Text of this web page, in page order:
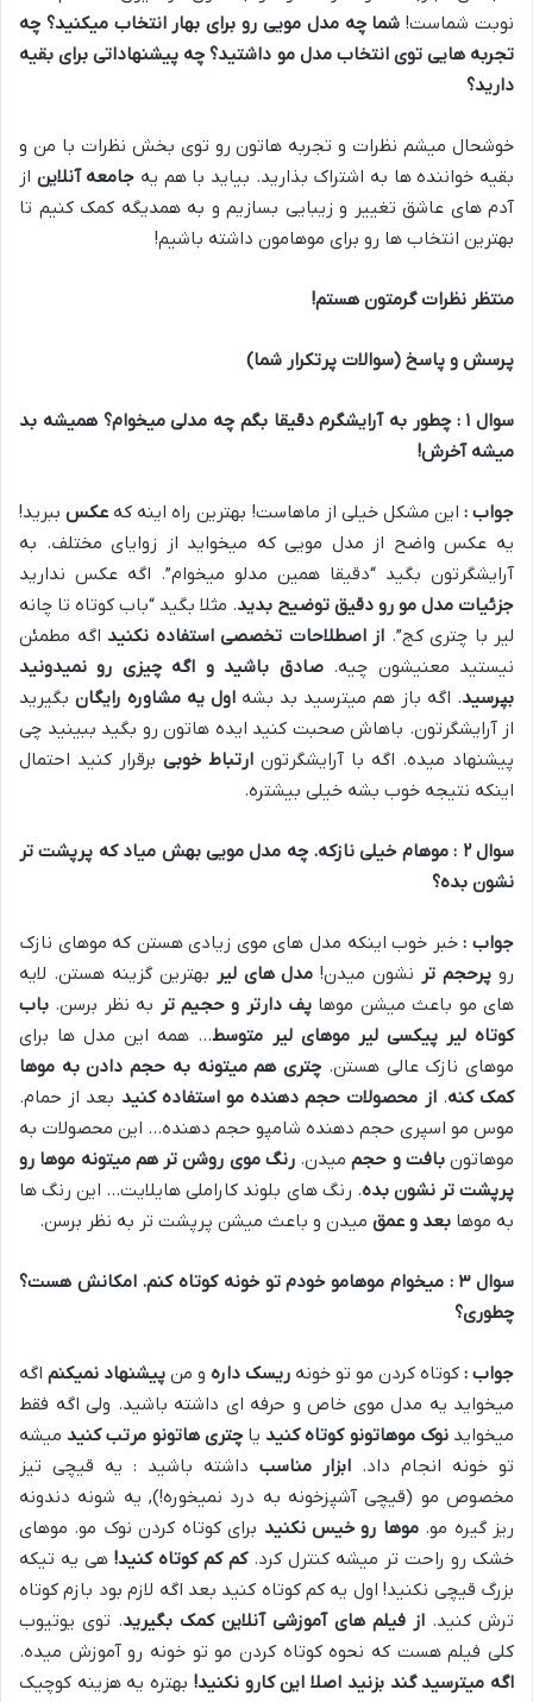
نوبت شماست! شما چه مدل مویی رو برای بهار انتخاب میکنید؟ چه
تجربه هایی توی انتخاب مدل مو داشتید؟ چه پیشنهاداتی برای بقیه
دارید؟
خوشحال میشم نظرات و تجربه هاتون رو توی بخش نظرات با من و
بقیه خواننده ها به اشتراک بذارید. بیاید با هم یه جامعه آنلاین از
آدم های عاشق تغییر و زیبایی بسازیم و به همدیگه کمک کنیم تا
بهترین انتخاب ها رو برای موهامون داشته باشیم!
منتظر نظرات گرمتون هستم!
پرسش و پاسخ (سوالات پرتکرار شما)
سوال ۱ : چطور به آرایشگرم دقیقا بگم چه مدلی میخوام؟ همیشه بد
میشه آخرش!
جواب : این مشکل خیلی از ماهاست! بهترین راه اینه که عکسببرید!
یه عکس واضح از مدل مویی که میخواید از زوایای مختلف. به
آرایشگرتون بگید “دقیقا همین مدلو میخوام”. اگه عکس ندارید
جزئیات مدل مو رو دقیق توضیح بدید. مثلا بگید “باب کوتاه تا چانه
لیر با چتری کج”. از اصطلاحات تخصصی استفاده نکنید اگه مطمئن
نیستید معنیشون چیه.صادق باشید و اگه چیزی رو نمیدونید
بپرسید. اگه باز هم میترسید بد بشه اول یه مشاوره رایگان بگیرید
از آرایشگرتون. باهاش صحبت کنید ایده هاتون رو بگید ببینید چی
پیشنهاد میده. اگه با آرایشگرتون ارتباط خوبی برقرار کنید احتمال
اینکه نتیجه خوب بشه خیلی بیشتره.
سوال۲ : موهام خیلی نازکه. چه مدل مویی بهش میاد که پرپشت تر
نشون بده؟
جواب :خبر خوب اینکه مدل های موی زیادی هستن که موهای نازک
رو پرحجم تر نشون میدن! مدل های لیر بهترین گزینه هستن. لایه
های مو باعث میشن موها پف دارتر و حجیم تر به نظر برسن. باب
کوتاه لیر پیکسی لیر موهای لیر متوسط… همه این مدل ها برای
موهای نازک عالی هستن. چتری هم میتونه به حجم دادن به موها
کمک کنه.از محصولات حجم دهنده مو استفاده کنید بعد از حمام.
موس مو اسپری حجم دهنده شامپو حجم دهنده… این محصولات به
موهاتونبافت و حجممیدن.رنگ موی روشن تر هم میتونه موها رو
پرپشت تر نشون بده. رنگ های بلوند کاراملی هایلایت… این رنگ ها
به موها بعد و عمق میدن و باعث میشن پرپشت تر به نظر برسن.
سوال۳ : میخوام موهامو خودم تو خونه کوتاه کنم.امکانش هست؟
چطوری؟
جواب : کوتاه کردن مو تو خونه ریسک داره و من پیشنهاد نمیکنم اگه
میخواید یه مدل موی خاص و حرفه ای داشته باشید. ولی اگه فقط
میخوایدنوک موهاتونو کوتاه کنیدیاچتری هاتونو مرتب کنیدمیشه
تو خونه انجام داد. ابزار مناسب داشته باشید : یه قیچی تیز
مخصوص مو (قیچی آشپزخونه به درد نمیخوره!), یه شونه دندونه
ریز گیره مو.موها رو خیس نکنید برای کوتاه کردن نوک مو. موهای
خشک رو راحت تر میشه کنترل کرد.کم کم کوتاه کنید! هی یه تیکه
بزرگ قیچی نکنید! اول یه کم کوتاه کنید بعد اگه لازم بود بازم کوتاه
ترش کنید. از فیلم های آموزشی آنلاین کمک بگیرید. توی یوتیوب
کلی فیلم هست که نحوه کوتاه کردن مو تو خونه رو آموزش میده.
اگه میترسید گند بزنید اصلا این کارو نکنید! بهتره یه هزینه کوچیک